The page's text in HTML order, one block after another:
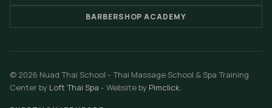
BARBERSHOP ACADEMY
© 2026 Nuad Thai School - Thai Massage School & Spa Training
Center by Loft Thai Spa - Website by Pimclick.